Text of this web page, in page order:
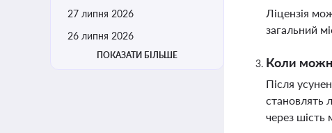
27 липня 2026
26 липня 2026
ПОКАЗАТИ БІЛЬШЕ
Ліцензія
загальний
Коли
Після
становлять
через шість